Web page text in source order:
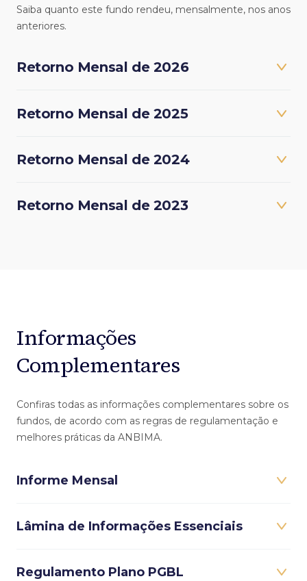
Saiba quanto este fundo rendeu, mensalmente, nos anos
anteriores.
Retorno Mensal de 2026
Retorno Mensal de 2025
Retorno Mensal de 2024
Retorno Mensal de 2023
Informações
Complementares
Confiras todas as informações complementares sobre os
fundos, de acordo com as regras de regulamentação e
melhores práticas da ANBIMA.
Informe Mensal
Lâmina de Informações Essenciais
Regulamento Plano PGBL